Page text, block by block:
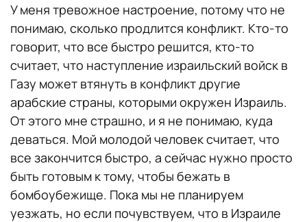
У меня тревожное настроение, потому что не
понимаю, сколько продлится конфликт. Кто-то
говорит, что все быстро решится, кто-то
считает, что наступление израильский войск в
Газу может втянуть в конфликт другие
арабские страны, которыми окружен Израиль.
От этого мне страшно, и я не понимаю, куда
деваться. Мой молодой человек считает, что
все закончится быстро, а сейчас нужно просто
быть готовым к тому, чтобы бежать в
бомбоубежище. Пока мы не планируем
уезжать, но если почувствуем, что в Израиле